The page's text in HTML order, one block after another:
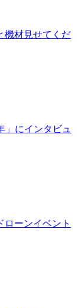
機材見せてくだ
」にインタビュ
ローンイベント